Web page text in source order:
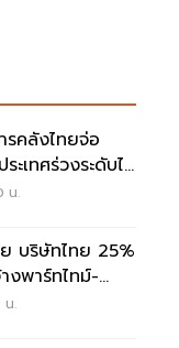
คลังไทยจ่อ
เทศร่วงระดับไม่
น.
ริษัทไทย 25%
พาร์ทไทม์-
น.